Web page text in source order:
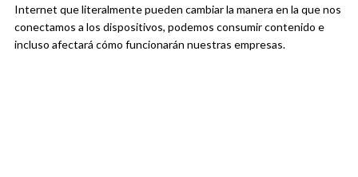
Internet que literalmente pueden cambiar la manera en la que nos
conectamos a los dispositivos, podemos consumir contenido e
incluso afectará cómo funcionarán nuestras empresas.